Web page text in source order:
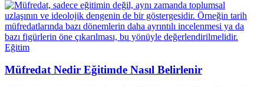
Eğitim
Müfredat Nedir Eğitimde Nasıl Belirlenir